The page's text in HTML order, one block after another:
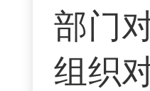
部门
组织